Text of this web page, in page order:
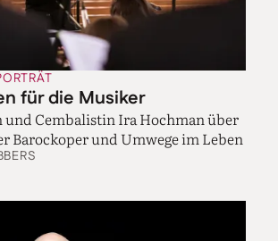
Text unterbringen, um
auszulösen. Und der Komponist
er eine Furorarie oder eine Liebesarie
Bei einem Genie wie Händel
natürlich eine enorme
grundsätzlich zeigte ein Komponist
her, so klingt Trauer, so klingt Liebe.
und drehte die Blickrichtung um.
er einen Blick nach innen, und zwar
für die Musiker
Cembalistin Ira Hochman über
Barockoper und Umwege im Leben